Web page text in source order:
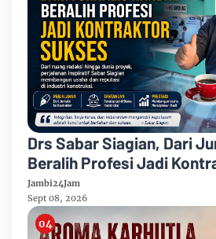
Drs Sabar Siagian, Dari
Beralih Profesi Jadi
Jambi24Jam
Sept 08, 2026